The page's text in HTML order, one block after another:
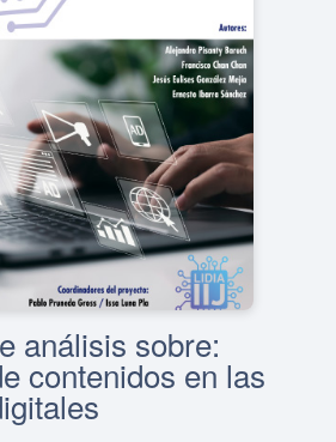
análisis sobre:
contenidos en las